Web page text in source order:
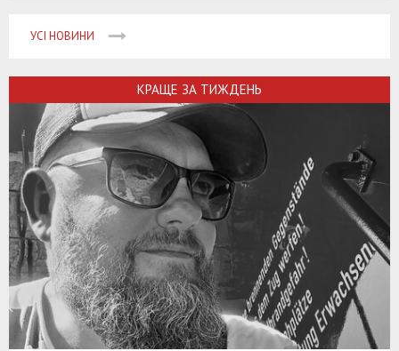
УСІ НОВИНИ
КРАЩЕ ЗА ТИЖДЕНЬ